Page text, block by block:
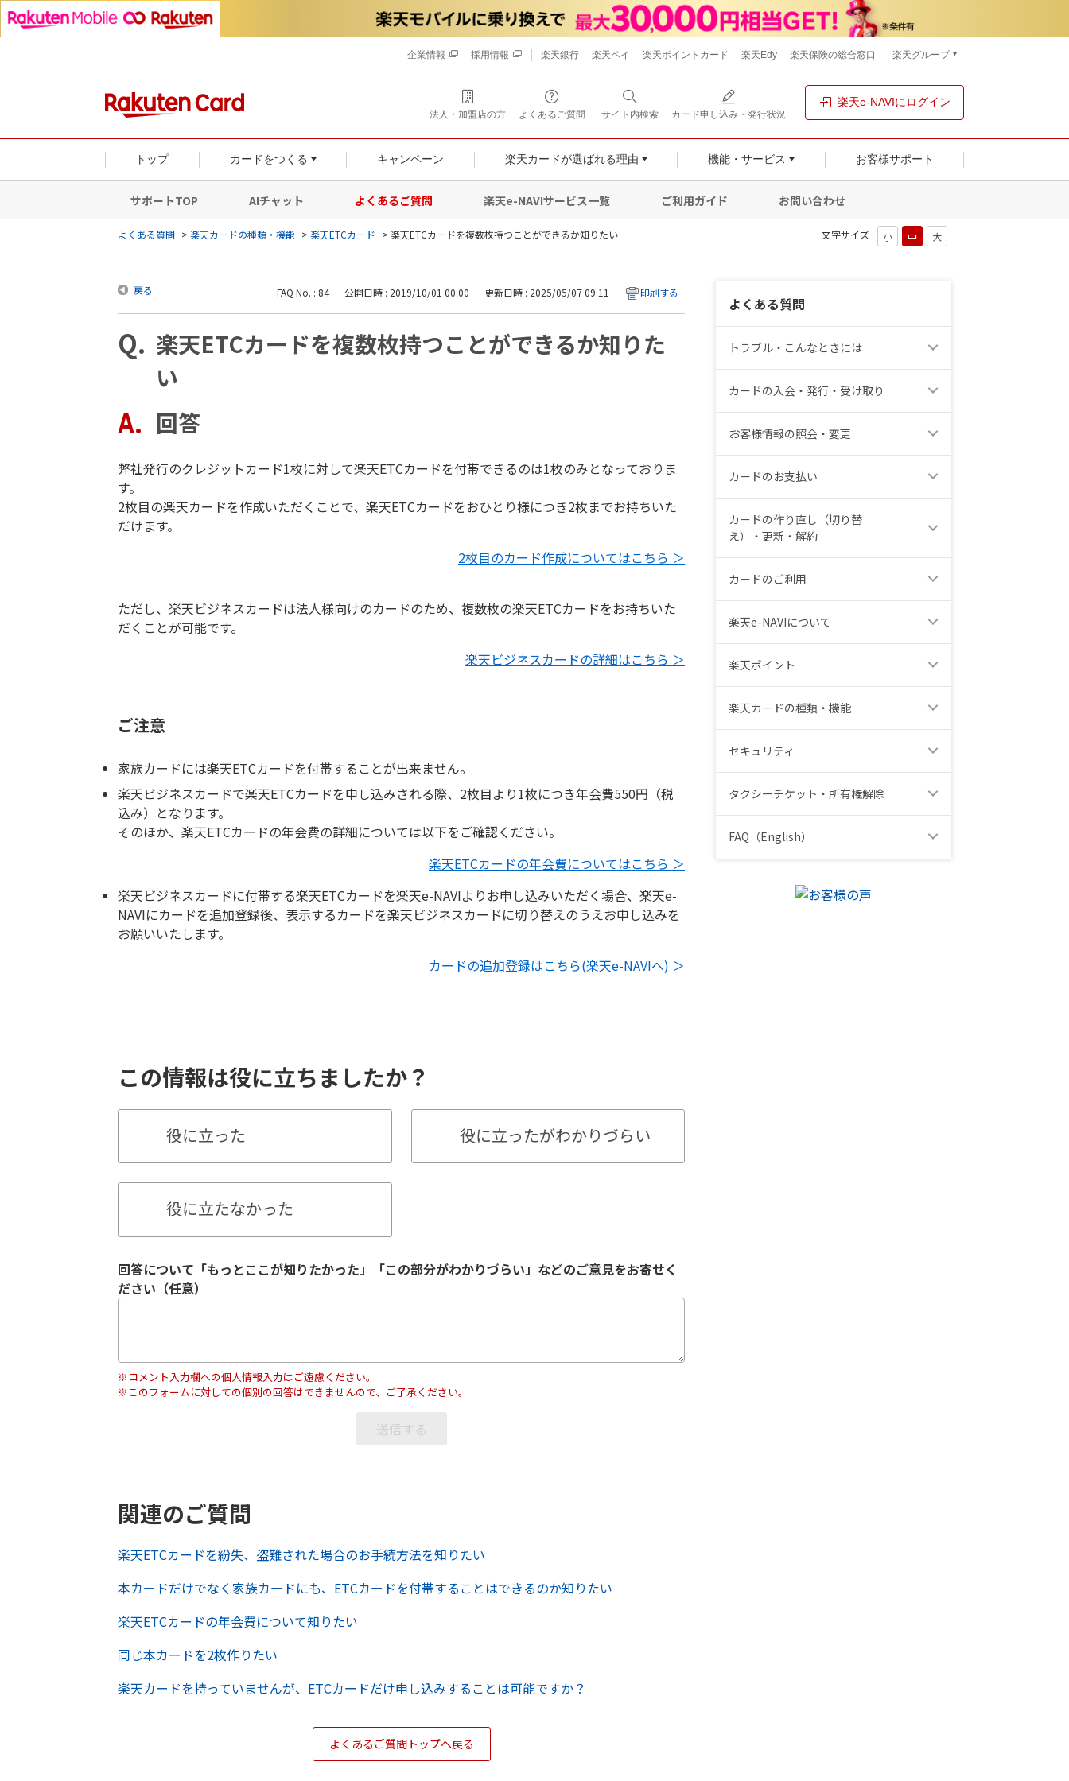
企業情報 採用情報 楽天銀行 楽天ペイ 楽天ポイントカード 楽天Edy 楽天保険の総合窓口 楽天グループ
法人・加盟店の方 よくあるご質問 サイト内検索 カード申し込み・発行状況
楽天e-NAVIにログイン
トップ カードをつくる キャンペーン 楽天カードが選ばれる理由 機能・サービス お客様サポート
サポートTOP AIチャット よくあるご質問 楽天e-NAVIサービス一覧 ご利用ガイド お問い合わせ
文字サイズ
よくある質問 > 楽天カードの種類・機能 > 楽天ETCカード > 楽天ETCカードを複数枚持つことができるか知りたい
よくある質問
トラブル・こんなときには
カードの入会・発行・受け取り
お客様情報の照会・変更
カードのお支払い
カードの作り直し（切り替
え）・更新・解約
カードのご利用
楽天e-NAVIについて
楽天ポイント
楽天カードの種類・機能
セキュリティ
タクシーチケット・所有権解除
FAQ（English）
戻る FAQ No. : 84 公開日時 : 2019/10/01 00:00 更新日時 : 2025/05/07 09:11 印刷する
楽天ETCカードを複数枚持つことができるか知りた
い
回答
弊社発行のクレジットカード1枚に対して楽天ETCカードを付帯できるのは1枚のみとなっておりま
す。
2枚目の楽天カードを作成いただくことで、楽天ETCカードをおひとり様につき2枚までお持ちいた
だけます。
2枚目のカード作成についてはこちら ＞
ただし、楽天ビジネスカードは法人様向けのカードのため、複数枚の楽天ETCカードをお持ちいた
だくことが可能です。
楽天ビジネスカードの詳細はこちら ＞
ご注意
家族カードには楽天ETCカードを付帯することが出来ません。
楽天ビジネスカードで楽天ETCカードを申し込みされる際、2枚目より1枚につき年会費550円（税
込み）となります。
そのほか、楽天ETCカードの年会費の詳細については以下をご確認ください。
楽天ETCカードの年会費についてはこちら ＞
楽天ビジネスカードに付帯する楽天ETCカードを楽天e-NAVIよりお申し込みいただく場合、楽天e-
NAVIにカードを追加登録後、表示するカードを楽天ビジネスカードに切り替えのうえお申し込みを
お願いいたします。
カードの追加登録はこちら(楽天e-NAVIへ) ＞
この情報は役に立ちましたか？
役に立った 役に立ったがわかりづらい
役に立たなかった
回答について「もっとここが知りたかった」「この部分がわかりづらい」などのご意見をお寄せく
ださい（任意）
※コメント入力欄への個人情報入力はご遠慮ください。
※このフォームに対しての個別の回答はできませんので、ご了承ください。
関連のご質問
楽天ETCカードを紛失、盗難された場合のお手続方法を知りたい
本カードだけでなく家族カードにも、ETCカードを付帯することはできるのか知りたい
楽天ETCカードの年会費について知りたい
同じ本カードを2枚作りたい
楽天カードを持っていませんが、ETCカードだけ申し込みすることは可能ですか？
よくあるご質問トップへ戻る